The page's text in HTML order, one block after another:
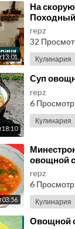
⁣На
repz
32
Кулинария
⁣Суп
repz
6
Кулинария
овощной
repz
6
Кулинария
⁣Овощной